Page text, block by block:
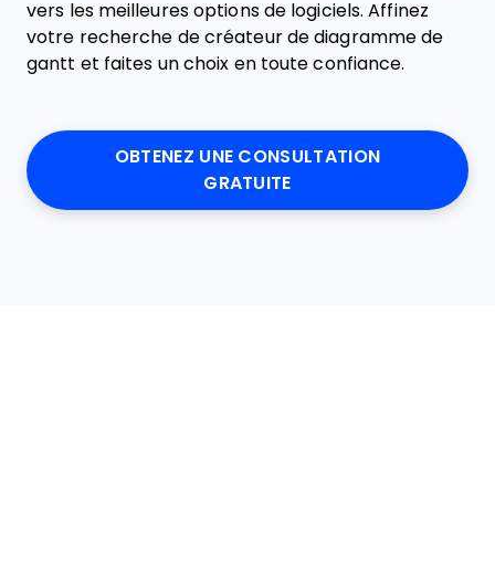
vers les meilleures options de logiciels. Affinez
votre recherche de créateur de diagramme de
gantt et faites un choix en toute confiance.
OBTENEZ UNE CONSULTATION
GRATUITE